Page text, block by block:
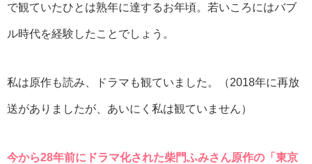
で観ていたひとは熟年に達するお年頃。若いころにはバブ
ル時代を経験したことでしょう。
私は原作も読み、ドラマも観ていました。（2018年に再放
送がありましたが、あいにく私は観ていません）
今から28年前にドラマ化された柴門ふみさん原作の「東京